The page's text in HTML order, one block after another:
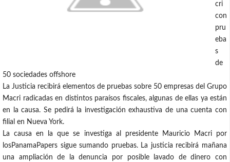
cri
con
pru
eba
s
de
50 sociedades offshore
La Justicia recibirá elementos de pruebas sobre 50 empresas del Grupo
Macri radicadas en distintos paraísos fiscales, algunas de ellas ya están
en la causa. Se pedirá la investigación exhaustiva de una cuenta con
filial en Nueva York.
La causa en la que se investiga al presidente Mauricio Macri por
losPanamaPapers sigue sumando pruebas. La justicia recibirá mañana
una ampliación de la denuncia por posible lavado de dinero con